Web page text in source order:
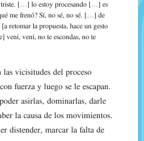
[…] lo estoy procesando […] es
me frenó? Sí, no sé, no sé. […] de
retomar la propuesta, hace un gesto
vení, vení, no te escondas, no te
las vicisitudes del proceso
fuerza y luego se le escapan.
asirlas, dominarlas, darle
la causa de los movimientos.
distender, marcar la falta de